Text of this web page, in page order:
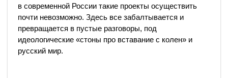
в современной России такие проекты осуществить
почти невозможно. Здесь все забалтывается и
превращается в пустые разговоры, под
идеологические «стоны про вставание с колен» и
русский мир.